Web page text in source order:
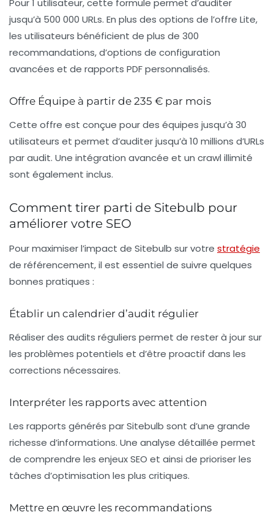
Pour 1 utilisateur, cette formule permet d’auditer
jusqu’à 500 000 URLs. En plus des options de l’offre Lite,
les utilisateurs bénéficient de plus de 300
recommandations, d’options de configuration
avancées et de rapports PDF personnalisés.
Offre Équipe à partir de 235 € par mois
Cette offre est conçue pour des équipes jusqu’à 30
utilisateurs et permet d’auditer jusqu’à 10 millions d’URLs
par audit. Une intégration avancée et un crawl illimité
sont également inclus.
Comment tirer parti de Sitebulb pour
améliorer votre SEO
Pour maximiser l’impact de Sitebulb sur votre stratégie
de référencement, il est essentiel de suivre quelques
bonnes pratiques :
Établir un calendrier d’audit régulier
Réaliser des audits réguliers permet de rester à jour sur
les problèmes potentiels et d’être proactif dans les
corrections nécessaires.
Interpréter les rapports avec attention
Les rapports générés par Sitebulb sont d’une grande
richesse d’informations. Une analyse détaillée permet
de comprendre les enjeux SEO et ainsi de prioriser les
tâches d’optimisation les plus critiques.
Mettre en œuvre les recommandations